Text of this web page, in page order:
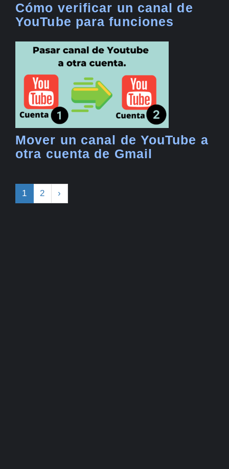
Cómo verificar un canal de
YouTube para funciones
Mover un canal de YouTube a
otra cuenta de Gmail
1 2 ›